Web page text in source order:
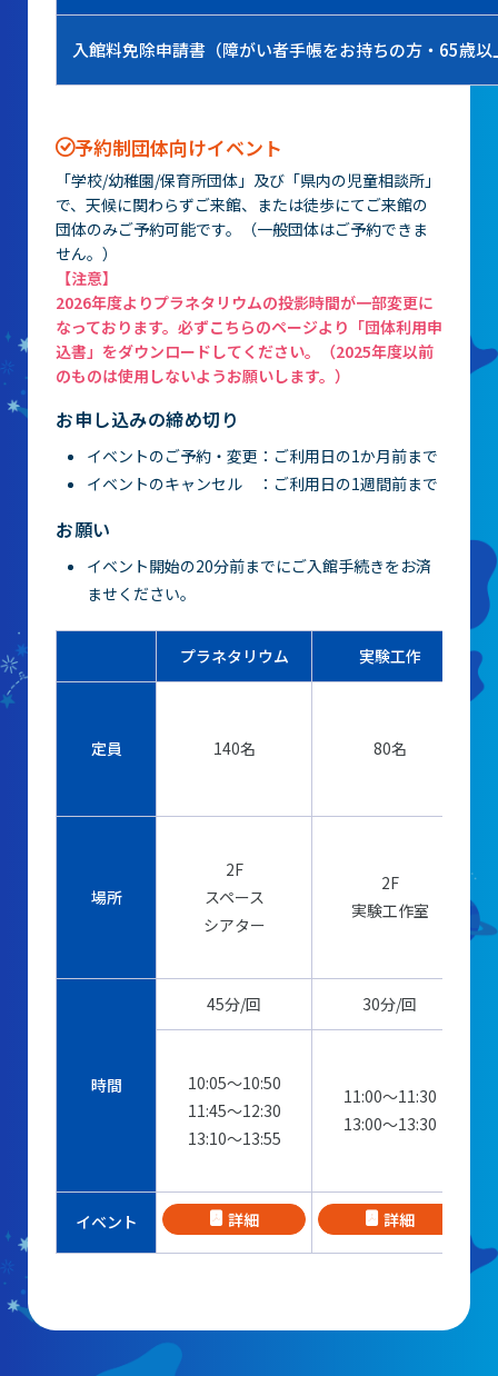
入館料免除申請書（障がい者手帳をお持ちの方・65歳
予約制団体向けイベント
「学校/幼稚園/保育所団体」及び「県内の児童相談所」
で、天候に関わらずご来館、または徒歩にてご来館の
団体のみご予約可能です。（一般団体はご予約できま
せん。）
【注意】
2026年度よりプラネタリウムの投影時間が一部変更に
なっております。必ずこちらのページより「団体利用申
込書」をダウンロードしてください。（2025年度以前
のものは使用しないようお願いします。）
お申し込みの締め切り
イベントのご予約・変更：ご利用日の1か月前まで
イベントのキャンセル ：ご利用日の1週間前まで
お願い
イベント開始の20分前までにご入館手続きをお済
ませください。
プラネタリウム 実験工作
定員 140名 80名
場所
2F
スペース
シアター
2F
実験工作室
時間
45分/回 30分/回
10:05～10:50
11:45～12:30
13:10～13:55
11:00～11:30
13:00～13:30
イベント 詳細 詳細